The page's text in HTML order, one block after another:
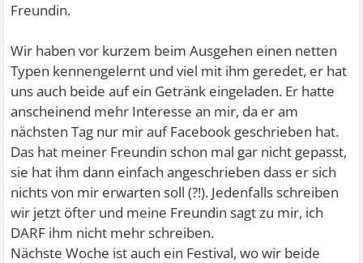
Freundin.
Wir haben vor kurzem beim Ausgehen einen netten
Typen kennengelernt und viel mit ihm geredet, er hat
uns auch beide auf ein Getränk eingeladen. Er hatte
anscheinend mehr Interesse an mir, da er am
nächsten Tag nur mir auf Facebook geschrieben hat.
Das hat meiner Freundin schon mal gar nicht gepasst,
sie hat ihm dann einfach angeschrieben dass er sich
nichts von mir erwarten soll (?!). Jedenfalls schreiben
wir jetzt öfter und meine Freundin sagt zu mir, ich
DARF ihm nicht mehr schreiben.
Nächste Woche ist auch ein Festival, wo wir beide